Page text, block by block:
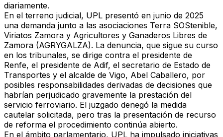
diariamente.
En el terreno judicial, UPL presentó en junio de 2025
una demanda junto a las asociaciones Terra SOStenible,
Viriatos Zamora y Agricultores y Ganaderos Libres de
Zamora (AGRYGALZA). La denuncia, que sigue su curso
en los tribunales, se dirige contra el presidente de
Renfe, el presidente de Adif, el secretario de Estado de
Transportes y el alcalde de Vigo, Abel Caballero, por
posibles responsabilidades derivadas de decisiones que
habrían perjudicado gravemente la prestación del
servicio ferroviario. El juzgado denegó la medida
cautelar solicitada, pero tras la presentación de recurso
de reforma el procedimiento continúa abierto.
En el ámbito parlamentario, UPL ha impulsado iniciativas